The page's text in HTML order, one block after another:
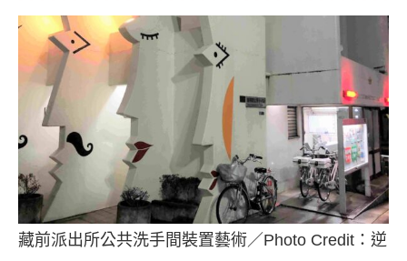
藏前派出所公共洗手間裝置藝術／Photo Credit：逆